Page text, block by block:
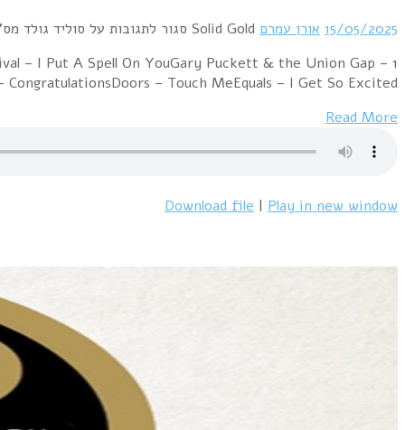
1 Beatles – Ob-La-Di Ob-La-DaDoors – Hello, I Love